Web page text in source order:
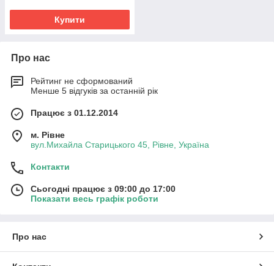
Купити
Про нас
Рейтинг не сформований
Менше 5 відгуків за останній рік
Працює з 01.12.2014
м. Рівне
вул.Михайла Старицького 45, Рівне, Україна
Контакти
Сьогодні працює з 09:00 до 17:00
Показати весь графік роботи
Про нас